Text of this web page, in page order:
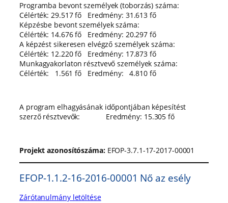
Programba bevont személyek (toborzás) száma:
Célérték: 29.517 fő Eredmény: 31.613 fő
Képzésbe bevont személyek száma:
Célérték: 14.676 fő Eredmény: 20.297 fő
A képzést sikeresen elvégző személyek száma:
Célérték: 12.220 fő Eredmény: 17.873 fő
Munkagyakorlaton résztvevő személyek száma:
Célérték: 1.561 fő Eredmény: 4.810 fő
A program elhagyásának időpontjában képesítést
szerző résztvevők: Eredmény: 15.305 fő
Projekt azonosítószáma: EFOP-3.7.1-17-2017-00001
EFOP-1.1.2-16-2016-00001 Nő az esély
Zárótanulmány letöltése